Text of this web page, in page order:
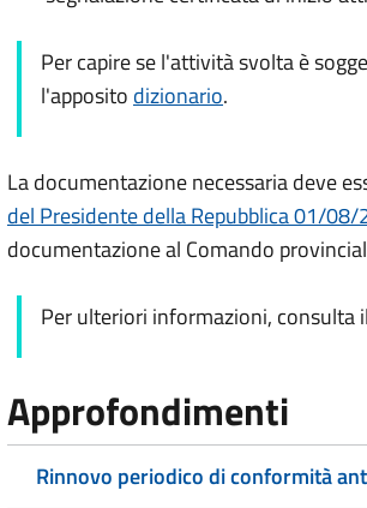
Per capire se l'attività svolta è
l'apposito dizionario.
La documentazione necessaria deve
del Presidente della Repubblica 01/
documentazione al Comando
Per ulteriori informazioni, consulta il
Approfondimenti
Rinnovo periodico di conformità